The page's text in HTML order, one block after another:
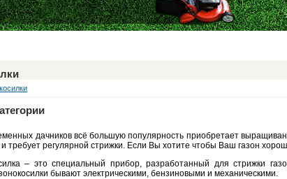
дачников всё большую популярность приобретает
требует регулярной стрижки. Если Вы хотите чтобы Ваш газон
– это специальный прибор, разработанный для стрижки
бывают электрическими, бензиновыми и механическими.